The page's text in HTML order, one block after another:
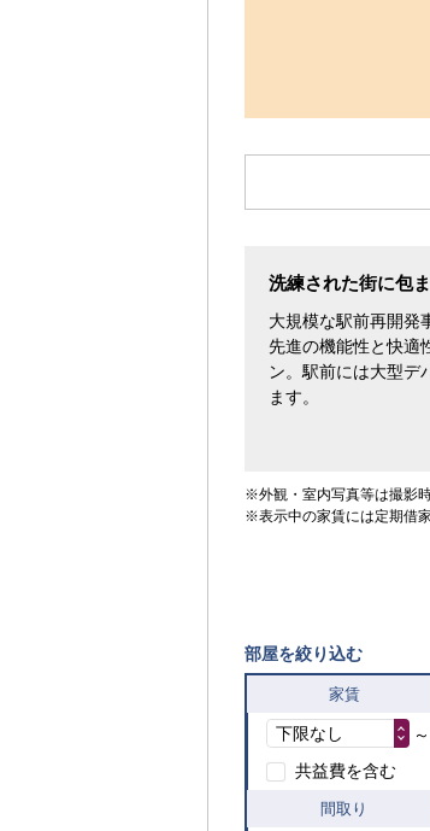
洗練された街に包
大規模な駅前再開発
先進の機能性と快適
ン。駅前には大型デ
ます。
※外観・室内写真等は撮影
※表示中の家賃には定期借
部屋を絞り込む
家賃
下限なし ～
共益費を含む
間取り